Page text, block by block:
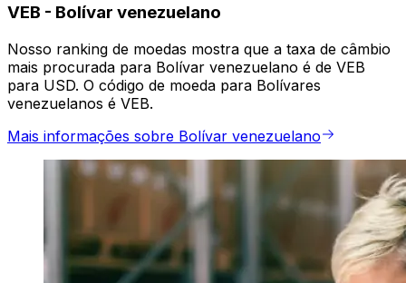
VEB - Bolívar venezuelano
Nosso ranking de moedas mostra que a taxa de câmbio
mais procurada para Bolívar venezuelano é de VEB
para USD. O código de moeda para Bolívares
venezuelanos é VEB.
Mais informações sobre Bolívar venezuelano